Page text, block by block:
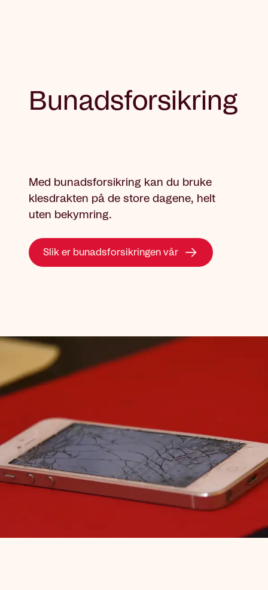
Bunadsforsikring
Med bunadsforsikring kan du bruke
klesdrakten på de store dagene, helt
uten bekymring.
Slik er bunadsforsikringen vår